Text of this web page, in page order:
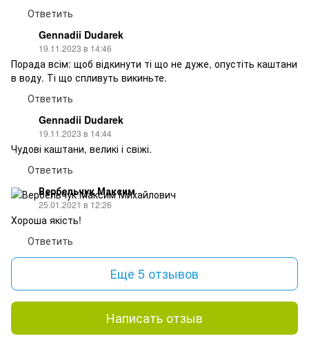
Ответить
Gennadii Dudarek
19.11.2023 в 14:46
Порада всім: щоб відкинути ті що не дуже, опустіть каштани
в воду. Ті що спливуть викиньте.
Ответить
Gennadii Dudarek
19.11.2023 в 14:44
Чудові каштани, великі і свіжі.
Ответить
Вербельчук Максим
25.01.2021 в 12:26
Хороша якість!
Ответить
Еще 5 отзывов
Написать отзыв